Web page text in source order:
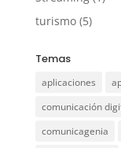
turismo(5)
Temas
aplicaciones
comunicación
comunicagenia